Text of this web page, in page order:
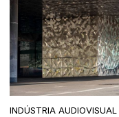
INDÚSTRIA AUDIOVISUAL